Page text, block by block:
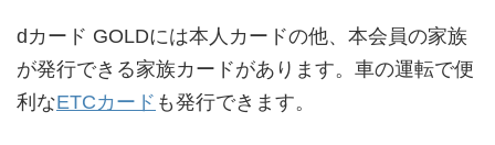
dカード GOLDには本人カードの他、本会員の家族
が発行できる家族カードがあります。車の運転で便
利なETCカード も発行できます。